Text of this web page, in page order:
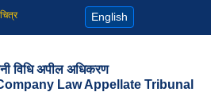
English
विधि अपील अधिकरण
Law Appellate Tribunal